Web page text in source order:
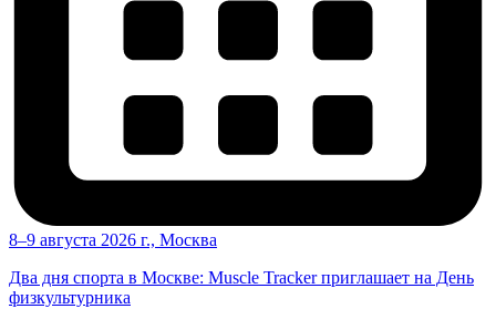
8–9 августа 2026 г., Москва
Два дня спорта в Москве: Muscle Tracker приглашает на День
физкультурника